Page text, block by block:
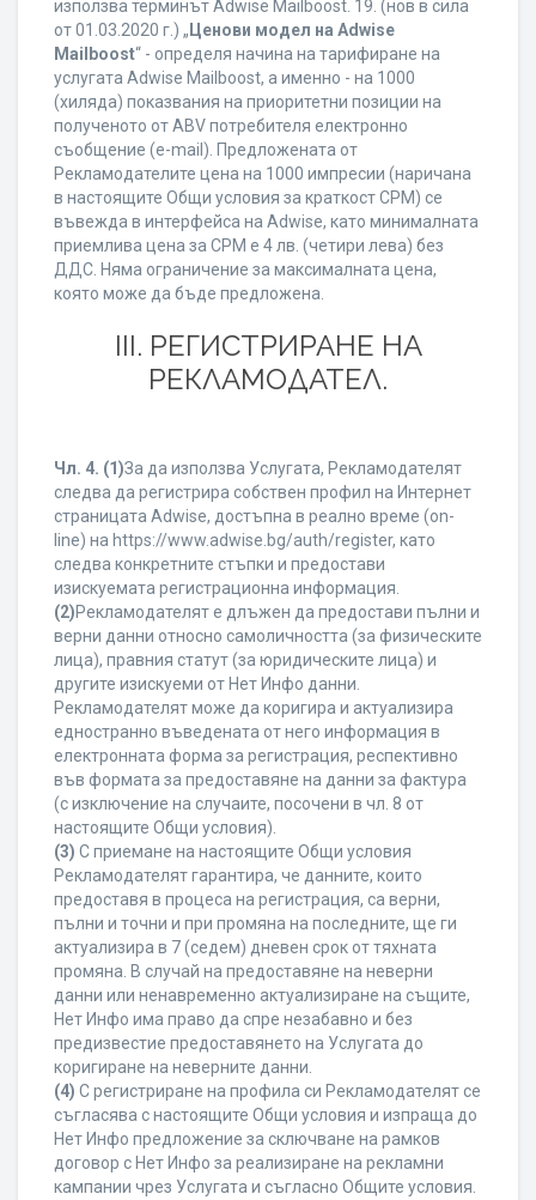
използва терминът Adwise Mailboost. 19. (нов в сила
от 01.03.2020 г.) „ Ценови модел на Adwise
Mailboost“ - определя начина на тарифиране на
услугата Adwise Mailboost, а именно - на 1000
(хиляда) показвания на приоритетни позиции на
полученото от ABV потребителя електронно
съобщение (e-mail). Предложената от
Рекламодателите цена на 1000 импресии (наричана
в настоящите Общи условия за краткост CPM) се
въвежда в интерфейса на Adwise, като минималната
приемлива цена за CPM е 4 лв. (четири лева) без
ДДС. Няма ограничение за максималната цена,
която може да бъде предложена.
ІІІ. РЕГИСТРИРАНЕ НА
РЕКЛАМОДАТЕЛ.
Чл. 4. (1)За да използва Услугата, Рекламодателят
следва да регистрира собствен профил на Интернет
страницата Adwise, достъпна в реално време (on-
line) на https://www.adwise.bg/auth/register, като
следва конкретните стъпки и предостави
изискуемата регистрационна информация.
(2)Рекламодателят е длъжен да предостави пълни и
верни данни относно самоличността (за физическите
лица), правния статут (за юридическите лица) и
другите изискуеми от Нет Инфо данни.
Рекламодателят може да коригира и актуализира
едностранно въведената от него информация в
електронната форма за регистрация, респективно
във формата за предоставяне на данни за фактура
(с изключение на случаите, посочени в чл. 8 от
настоящите Общи условия).
(3) С приемане на настоящите Общи условия
Рекламодателят гарантира, че данните, които
предоставя в процеса на регистрация, са верни,
пълни и точни и при промяна на последните, ще ги
актуализира в 7 (седем) дневен срок от тяхната
промяна. В случай на предоставяне на неверни
данни или ненавременно актуализиране на същите,
Нет Инфо има право да спре незабавно и без
предизвестие предоставянето на Услугата до
коригиране на неверните данни.
(4) С регистриране на профила си Рекламодателят се
съгласява с настоящите Общи условия и изпраща до
Нет Инфо предложение за сключване на рамков
договор с Нет Инфо за реализиране на рекламни
кампании чрез Услугата и съгласно Общите условия.